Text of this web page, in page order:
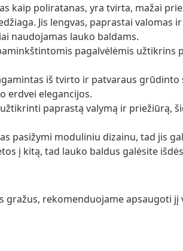
kaip poliratanas, yra tvirta, mažai
Jis lengvas, paprastai valomas
naudojamas lauko baldams.
pagalvėlėmis užtikrins
iš tvirto ir patvaraus grūdinto
erdvei elegancijos.
paprastą valymą ir priežiūrą,
pasižymi moduliniu dizainu, tad jis
į kitą, tad lauko baldus galėsite
gražus, rekomenduojame apsaugoti jį